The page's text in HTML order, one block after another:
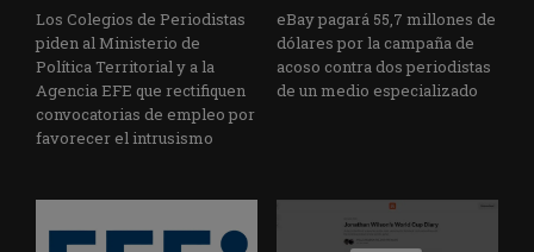
Los Colegios de Periodistas
piden al Ministerio de
Política Territorial y a la
Agencia EFE que rectifiquen
convocatorias de empleo por
favorecer el intrusismo
eBay pagará 55,7 millones de
dólares por la campaña de
acoso contra dos periodistas
de un medio especializado